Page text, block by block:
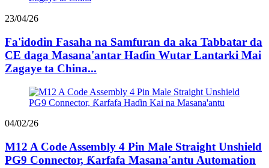
23/04/26
Fa'idodin Fasaha na Samfuran da aka Tabbatar da
CE daga Masana'antar Haɗin Wutar Lantarki Mai
Zagaye ta China...
04/02/26
M12 A Code Assembly 4 Pin Male Straight Unshield
PG9 Connector, Ƙarfafa Masana'antu Automation